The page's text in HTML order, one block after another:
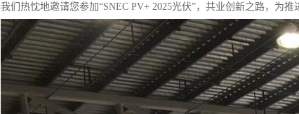
我们热忱地邀请您参加“SNEC PV+ 2025光伏”，共业创新之路，为